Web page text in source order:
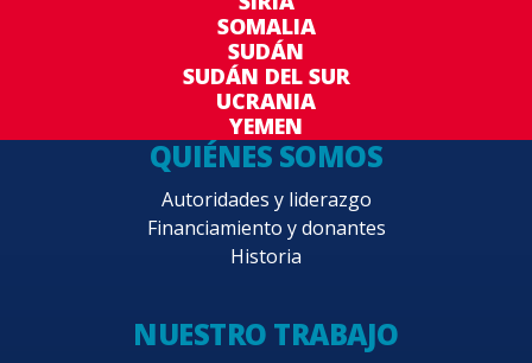
SOMALIA
SUDÁN
SUDÁN DEL SUR
UCRANIA
YEMEN
QUIÉNES SOMOS
Autoridades y liderazgo
Financiamiento y donantes
Historia
NUESTRO TRABAJO